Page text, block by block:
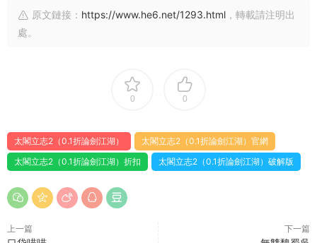
原文鏈接： https://www.he6.net/1293.html ，轉載請注明出
處。
0 0
太閣立志2（0.1折論劍江湖）
太閣立志2（0.1折論劍江湖）官網
太閣立志2（0.1折論劍江湖）折扣
太閣立志2（0.1折論劍江湖）破解版
上一篇 下一篇